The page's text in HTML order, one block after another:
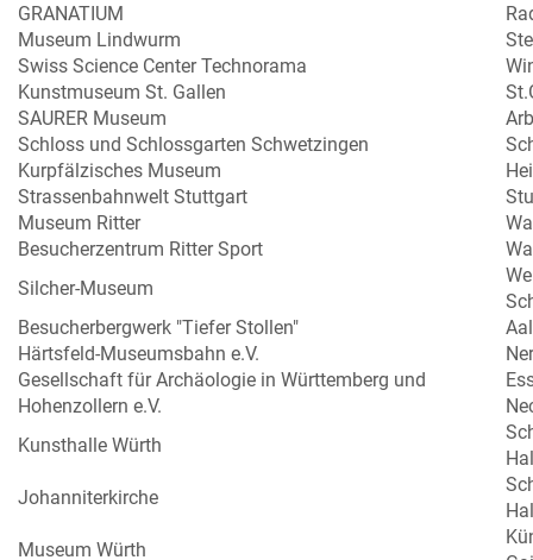
GRANATIUM
Museum Lindwurm
Swiss Science Center Technorama
Kunstmuseum St. Gallen
SAURER Museum
Schloss und Schlossgarten Schwetzingen
Kurpfälzisches Museum
Strassenbahnwelt Stuttgart
Museum Ritter
Besucherzentrum Ritter Sport
Silcher-Museum
Besucherbergwerk "Tiefer Stollen"
Härtsfeld-Museumsbahn e.V.
Gesellschaft für Archäologie in Württemberg und
Hohenzollern e.V.
Kunsthalle Würth
Johanniterkirche
Museum Würth